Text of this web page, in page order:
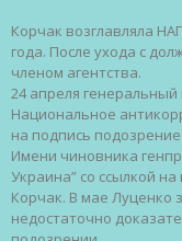
Корчак возглавляла
года. После ухода с
членом агентства.
24 апреля
Национальное
на подпись
Имени чиновника
Украина” со ссылкой
Корчак. В мае Луценко
недостаточно